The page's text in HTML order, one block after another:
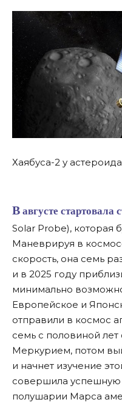
Хаябуса-2 у
В августе стартовала станция «Паркер» (Parker
Solar Probe), которая
Маневрируя в
скорость, она семь
и в 2025 году
минимально
Европейское и
отправили в космос
семь с половиной лет
Меркурием, потом
и начнет изучение
совершила
полушарии Марса